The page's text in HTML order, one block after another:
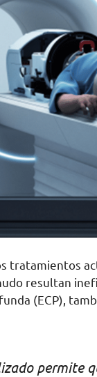
tratamientos
resultan
(ECP),
permite